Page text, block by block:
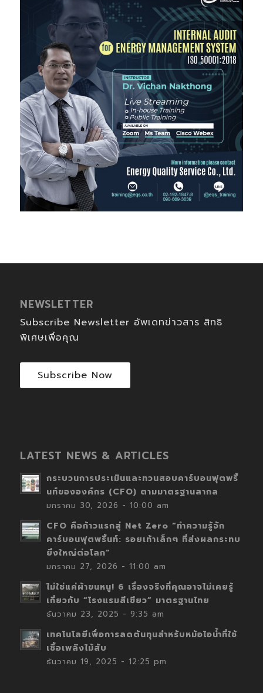
NEWSLETTER
Subscribe Newsletter อัพเดทข่าวสาร สิทธิ
พิเศษเพื่อคุณ
Subscribe Now
LATEST NEWS & ARTICLES
กระบวนการประเมินและทวนสอบคาร์บอนฟุตพริ้
นท์ขององค์กร (CFO) ตามมาตรฐานสากล
มกราคม 30, 2026 - 10:00 am
CFO คือก้าวแรกสู่ Net Zero “ทำความรู้จัก
คาร์บอนฟุตพริ้นท์: รอยเท้าเล็กๆ ที่ส่งผลกระทบ
ยิ่งใหญ่ต่อโลก”
มกราคม 27, 2026 - 11:00 am
ไม่ใช่แค่ผ้าขนหนู! 6 เรื่องจริงที่คุณอาจไม่เคยรู้
เกี่ยวกับ “โรงแรมสีเขียว” มาตรฐานไทย
ธันวาคม 23, 2025 - 9:35 am
เทคโนโลยีเพื่อการลดต้นทุนสำหรับหม้อไอน้ำที่ใช้
เชื้อเพลิงไม้สับ
ธันวาคม 19, 2025 - 12:25 pm